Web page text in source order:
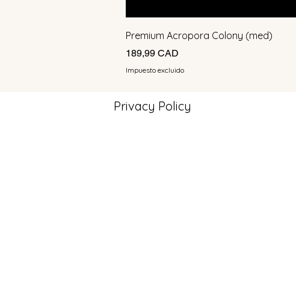
Premium Acropora Colony (med)
Precio
189,99 CAD
Impuesto excluido
Privacy Policy